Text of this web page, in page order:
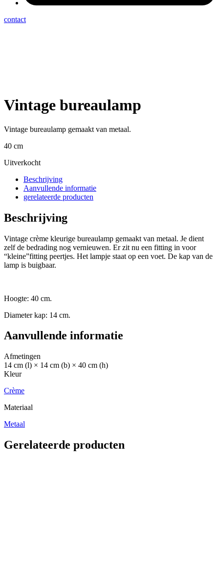
contact
Vintage bureaulamp
Vintage bureaulamp gemaakt van metaal.
40 cm
Uitverkocht
Beschrijving
Aanvullende informatie
gerelateerde producten
Beschrijving
Vintage crème kleurige bureaulamp gemaakt van metaal. Je dient
zelf de bedrading nog vernieuwen. Er zit nu een fitting in voor
“kleine”fitting peertjes. Het lampje staat op een voet. De kap van de
lamp is buigbaar.
Hoogte: 40 cm.
Diameter kap: 14 cm.
Aanvullende informatie
Afmetingen
14 cm (l) × 14 cm (b) × 40 cm (h)
Kleur
Crème
Materiaal
Metaal
Gerelateerde producten